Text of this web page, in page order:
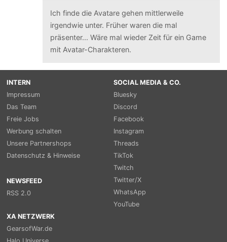
Ich finde die Avatare gehen mittlerweile
irgendwie unter. Früher waren die mal
präsenter... Wäre mal wieder Zeit für ein Game
mit Avatar-Charakteren.
INTERN
Impressum
Das Team
Freie Jobs
Werbung schalten
Unsere Partnershops
Datenschutz & Hinweise
NEWSFEED
RSS 2.0
SOCIAL MEDIA & CO.
Bluesky
Discord
Facebook
Instagram
Threads
TikTok
Twitch
Twitter/X
WhatsApp
YouTube
XA NETZWERK
GearsofWar.de